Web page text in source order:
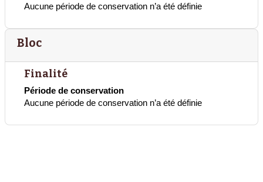
Aucune période de conservation n’a été définie
Bloc
Finalité
Période de conservation
Aucune période de conservation n’a été définie